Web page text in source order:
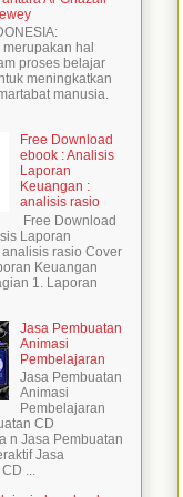
hal
proses belajar
meningkatkan
manusia.
Free Download
ebook : Analisis
Laporan
Keuangan :
analisis rasio
Free Download
Laporan
rasio Cover
Keuangan
1. Laporan
Jasa Pembuatan
Animasi
Pembelajaran
Jasa Pembuatan
Animasi
Pembelajaran
CD
n Jasa Pembuatan
Jasa
...